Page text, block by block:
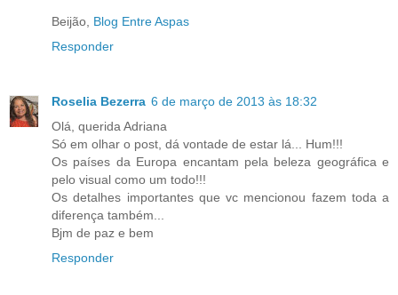
Beijão, Blog Entre Aspas
Responder
Roselia Bezerra 6 de março de 2013 às 18:32
Olá, querida Adriana
Só em olhar o post, dá vontade de estar lá... Hum!!!
Os países da Europa encantam pela beleza geográfica e
pelo visual como um todo!!!
Os detalhes importantes que vc mencionou fazem toda a
diferença também...
Bjm de paz e bem
Responder